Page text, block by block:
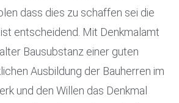
dass dies zu schaffen sei die
entscheidend. Mit Denkmalamt
Bausubstanz einer guten
Ausbildung der Bauherren im
und den Willen das Denkmal